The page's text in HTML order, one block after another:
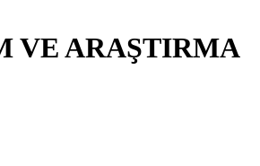
VE ARAŞTIRMA